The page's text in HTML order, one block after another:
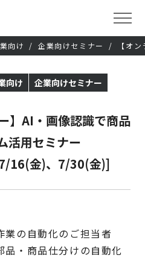
向け 企業向けセミナー 【オ
向け 企業向けセミナー
】AI・画像認識で商品
活用セミナー
16(金)、7/30(金)]
業の自動化のご担当者
品・商品仕分けの自動化